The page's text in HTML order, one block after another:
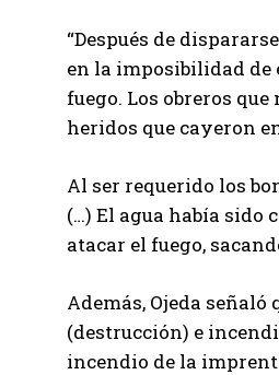
“Después de
en la imposibilidad de
fuego. Los obreros
heridos que cayeron
Al ser requerido los
(…) El agua había sido
atacar el fuego,
Además, Ojeda
(destrucción) e
incendio de la